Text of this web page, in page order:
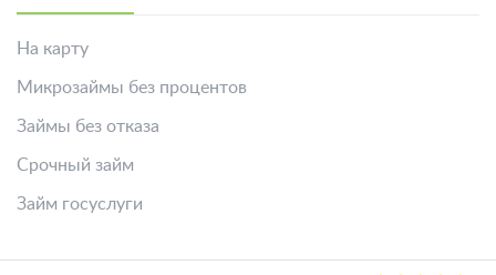
На карту
Микрозаймы без процентов
Займы без отказа
Срочный займ
Займ госуслуги